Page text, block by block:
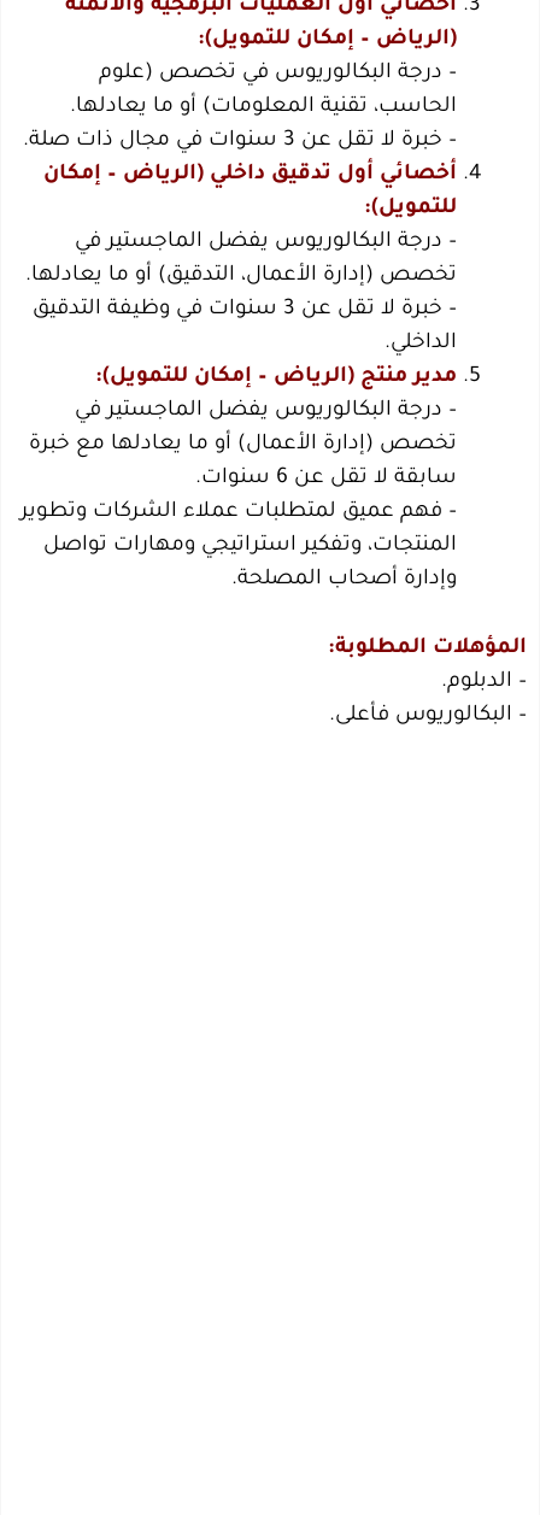
أخصائي أول العمليات البرمجية والأتمتة
(الرياض – إمكان للتمويل):
– درجة البكالوريوس في تخصص (علوم
الحاسب، تقنية المعلومات) أو ما يعادلها.
– خبرة لا تقل عن 3 سنوات في مجال ذات صلة.
أخصائي أول تدقيق داخلي (الرياض – إمكان
للتمويل):
– درجة البكالوريوس يفضل الماجستير في
تخصص (إدارة الأعمال، التدقيق) أو ما يعادلها.
– خبرة لا تقل عن 3 سنوات في وظيفة التدقيق
الداخلي.
مدير منتج (الرياض – إمكان للتمويل):
– درجة البكالوريوس يفضل الماجستير في
تخصص (إدارة الأعمال) أو ما يعادلها مع خبرة
سابقة لا تقل عن 6 سنوات.
– فهم عميق لمتطلبات عملاء الشركات وتطوير
المنتجات، وتفكير استراتيجي ومهارات تواصل
وإدارة أصحاب المصلحة.
المؤهلات المطلوبة:
– الدبلوم.
– البكالوريوس فأعلى.